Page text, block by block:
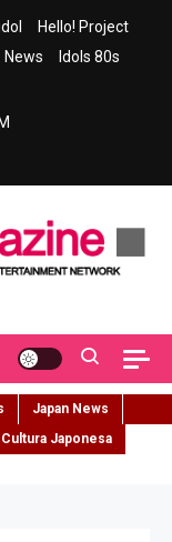
Hello! Project
Idols 80s
Japan News
Cultura Japonesa